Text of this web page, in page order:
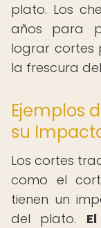
plato. Los
años para
lograr cortes
la frescura
Ejemplos
su
Los cortes
como el
tienen un
del plato.